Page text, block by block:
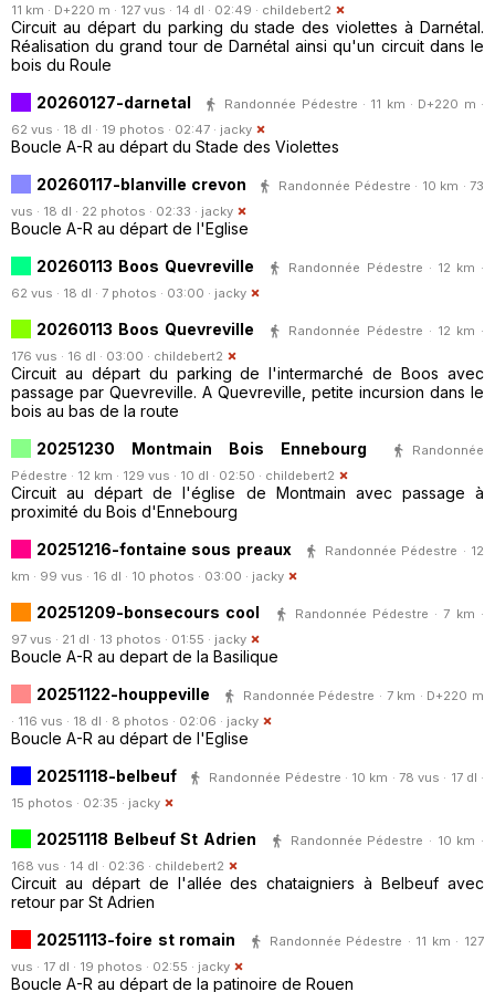
11 km · D+220 m · 127 vus · 14 dl · 02:49 · childebert2
Circuit au départ du parking du stade des violettes à Darnétal.
Réalisation du grand tour de Darnétal ainsi qu'un circuit dans le
bois du Roule
20260127-darnetal
Randonnée Pédestre · 11 km · D+220 m ·
62 vus · 18 dl · 19 photos · 02:47 · jacky
Boucle A-R au départ du Stade des Violettes
20260117-blanville crevon
Randonnée Pédestre · 10 km · 73
vus · 18 dl · 22 photos · 02:33 · jacky
Boucle A-R au départ de l'Eglise
20260113 Boos Quevreville
Randonnée Pédestre · 12 km ·
62 vus · 18 dl · 7 photos · 03:00 · jacky
20260113 Boos Quevreville
Randonnée Pédestre · 12 km ·
176 vus · 16 dl · 03:00 · childebert2
Circuit au départ du parking de l'intermarché de Boos avec
passage par Quevreville. A Quevreville, petite incursion dans le
bois au bas de la route
20251230 Montmain Bois Ennebourg
Randonnée
Pédestre · 12 km · 129 vus · 10 dl · 02:50 · childebert2
Circuit au départ de l'église de Montmain avec passage à
proximité du Bois d'Ennebourg
20251216-fontaine sous preaux
Randonnée Pédestre · 12
km · 99 vus · 16 dl · 10 photos · 03:00 · jacky
20251209-bonsecours cool
Randonnée Pédestre · 7 km ·
97 vus · 21 dl · 13 photos · 01:55 · jacky
Boucle A-R au depart de la Basilique
20251122-houppeville
Randonnée Pédestre · 7 km · D+220 m
· 116 vus · 18 dl · 8 photos · 02:06 · jacky
Boucle A-R au départ de l'Eglise
20251118-belbeuf
Randonnée Pédestre · 10 km · 78 vus · 17 dl ·
15 photos · 02:35 · jacky
20251118 Belbeuf St Adrien
Randonnée Pédestre · 10 km ·
168 vus · 14 dl · 02:36 · childebert2
Circuit au départ de l'allée des chataigniers à Belbeuf avec
retour par St Adrien
20251113-foire st romain
Randonnée Pédestre · 11 km · 127
vus · 17 dl · 19 photos · 02:55 · jacky
Boucle A-R au départ de la patinoire de Rouen